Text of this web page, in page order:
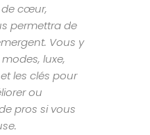
de cœur,
permettra de
Vous y
luxe,
les clés pour
ou
pros si vous